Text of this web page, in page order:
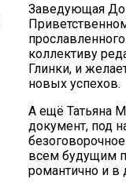
Заведующая
коллективу
Глинки, и
новых успехов.
А ещё Татьяна
документ, под
всем будущим
романтично и в